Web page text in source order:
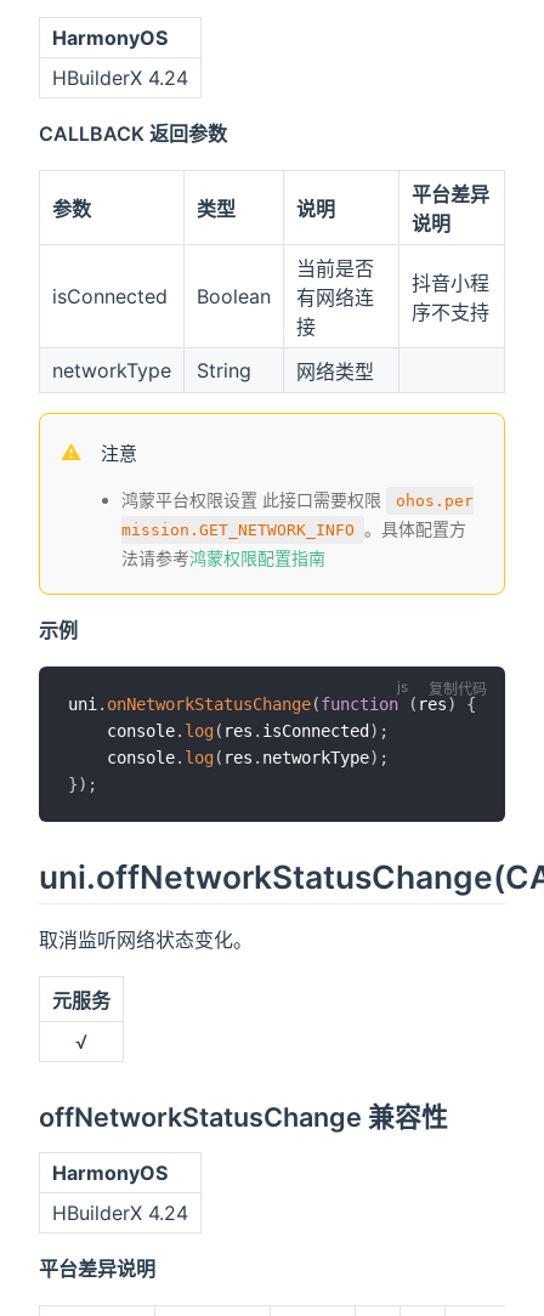
HarmonyOS
HBuilderX 4.24
CALLBACK 返回参数
参数 类型 说明
平台差异
说明
isConnected Boolean
当前是否
有网络连
接
抖音小程
序不支持
networkType String 网络类型
注意
鸿蒙平台权限设置 此接口需要权限
ohos.per
mission.GET_NETWORK_INFO 。具体配置方
法请参考鸿蒙权限配置指南
示例
uni . onNetworkStatusChange(function ( res)
{
	console
. log( res . isConnected ) ;
	console
. log( res . networkType) ;
}) ;
复制代码
取消监听网络状态变化。
元服务
√
offNetworkStatusChange 兼容性
HarmonyOS
HBuilderX 4.24
平台差异说明